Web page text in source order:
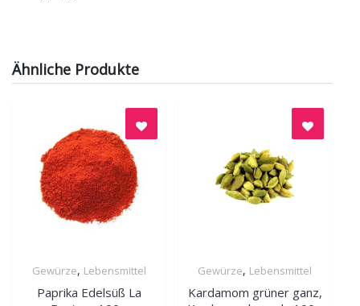
Ähnliche Produkte
Gewürze, Lebensmittel
Paprika Edelsüß La
Gewürze, Lebensmittel
Kardamom grüner ganz,